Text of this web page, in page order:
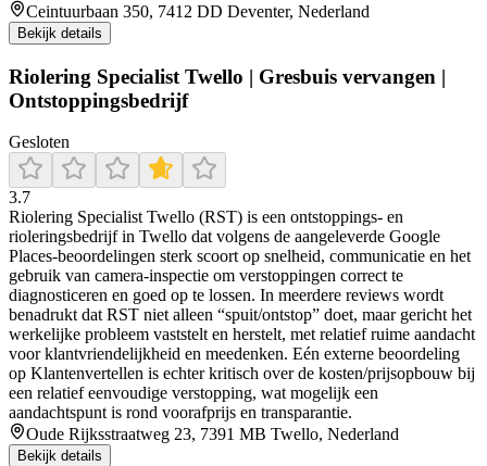
Ceintuurbaan 350, 7412 DD Deventer, Nederland
Bekijk details
Riolering Specialist Twello | Gresbuis vervangen |
Ontstoppingsbedrijf
Gesloten
3.7
Riolering Specialist Twello (RST) is een ontstoppings- en
rioleringsbedrijf in Twello dat volgens de aangeleverde Google
Places-beoordelingen sterk scoort op snelheid, communicatie en het
gebruik van camera-inspectie om verstoppingen correct te
diagnosticeren en goed op te lossen. In meerdere reviews wordt
benadrukt dat RST niet alleen “spuit/ontstop” doet, maar gericht het
werkelijke probleem vaststelt en herstelt, met relatief ruime aandacht
voor klantvriendelijkheid en meedenken. Eén externe beoordeling
op Klantenvertellen is echter kritisch over de kosten/prijsopbouw bij
een relatief eenvoudige verstopping, wat mogelijk een
aandachtspunt is rond voorafprijs en transparantie.
Oude Rijksstraatweg 23, 7391 MB Twello, Nederland
Bekijk details